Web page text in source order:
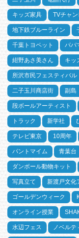
キッズ家具 TVチャ
地下鉄ブルーライン
千葉トヨペット パパ
紺野あさ美さん キッ
所沢市民フェスティバル
二子玉川商店街 副
段ボールアーティスト
トラック 新学社
テレビ東京 10周年
パントマイム 青葉台
ダンボール動物キット
写真立て 新渡戸文化
ゴールデンウィーク
オンライン授業
水辺フェス ノベル